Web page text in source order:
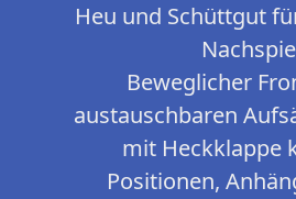
Heu und Schüttgut
Beweglicher
austauschbaren
mit Heckklappe
Positionen,